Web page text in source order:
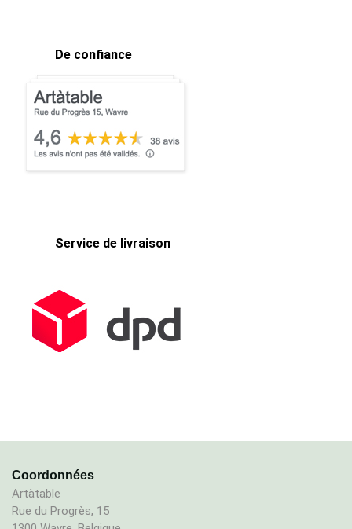
De confiance
Service de livraison
Coordonnées
Artàtable
Rue du Progrès, 15